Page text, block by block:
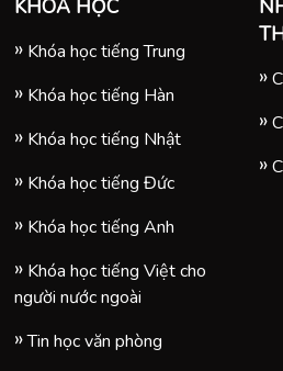
KHOÁ HỌC
Khóa học tiếng Trung
Khóa học tiếng Hàn
Khóa học tiếng Nhật
Khóa học tiếng Đức
Khóa học tiếng Anh
Khóa học tiếng Việt cho
người nước ngoài
Tin học văn phòng